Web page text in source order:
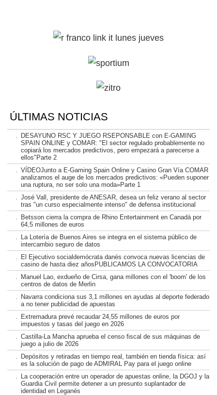
ÚLTIMAS NOTICIAS
DESAYUNO RSC Y JUEGO RSEPONSABLE con E-GAMING
SPAIN ONLINE y COMAR: "El sector regulado probablemente no
copiará los mercados predictivos, pero empezará a parecerse a
ellos"Parte 2
VÍDEOJunto a E-Gaming Spain Online y Casino Gran Vía COMAR
analizamos el auge de los mercados predictivos: «Pueden suponer
una ruptura, no ser solo una moda»Parte 1
José Vall, presidente de ANESAR, desea un feliz verano al sector
tras "un curso especialmente intenso" de defensa institucional
Betsson cierra la compra de Rhino Entertainment en Canadá por
64,5 millones de euros
La Lotería de Buenos Aires se integra en el sistema público de
intercambio seguro de datos
El Ejecutivo socialdemócrata danés convoca nuevas licencias de
casino de hasta diez añosPUBLICAMOS LA CONVOCATORIA
Manuel Lao, exdueño de Cirsa, gana millones con el 'boom' de los
centros de datos de Merlin
Navarra condiciona sus 3,1 millones en ayudas al deporte federado
a no tener publicidad de apuestas
Extremadura prevé recaudar 24,55 millones de euros por
impuestos y tasas del juego en 2026
Castilla-La Mancha aprueba el censo fiscal de sus máquinas de
juego a julio de 2026
Depósitos y retiradas en tiempo real, también en tienda física: así
es la solución de pago de ADMIRAL Pay para el juego online
La cooperación entre un operador de apuestas online, la DGOJ y la
Guardia Civil permite detener a un presunto suplantador de
identidad en Leganés